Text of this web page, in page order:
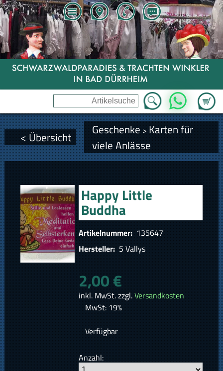
Zum
WhatsApp
< Übersicht Geschenke > Karten für
viele Anlässe
Happy Little
Buddha
Artikelnummer: 135647
Hersteller: 5 Vallys
2,00 €
inkl. MwSt. zzgl.Versandkosten
MwSt: 19%
Verfügbar
Anzahl: